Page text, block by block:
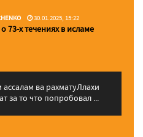
30.01.2025, 15:22
73-х течениях в исламе
за то что попробовал ...